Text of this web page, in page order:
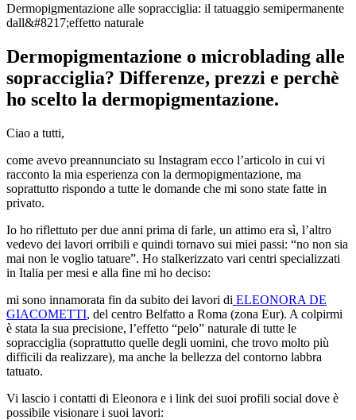
Dermopigmentazione alle sopracciglia: il tatuaggio semipermanente
dall&#8217;effetto naturale
Dermopigmentazione o microblading alle
sopracciglia? Differenze, prezzi e perchè
ho scelto la dermopigmentazione.
Ciao a tutti,
come avevo preannunciato su Instagram ecco l’articolo in cui vi
racconto la mia esperienza con la dermopigmentazione, ma
soprattutto rispondo a tutte le domande che mi sono state fatte in
privato.
Io ho riflettuto per due anni prima di farle, un attimo era sì, l’altro
vedevo dei lavori orribili e quindi tornavo sui miei passi: “no non sia
mai non le voglio tatuare”. Ho stalkerizzato vari centri specializzati
in Italia per mesi e alla fine mi ho deciso:
mi sono innamorata fin da subito dei lavori di ELEONORA DE
GIACOMETTI, del centro Belfatto a Roma (zona Eur). A colpirmi
è stata la sua precisione, l’effetto “pelo” naturale di tutte le
sopracciglia (soprattutto quelle degli uomini, che trovo molto più
difficili da realizzare), ma anche la bellezza del contorno labbra
tatuato.
Vi lascio i contatti di Eleonora e i link dei suoi profili social dove è
possibile visionare i suoi lavori: